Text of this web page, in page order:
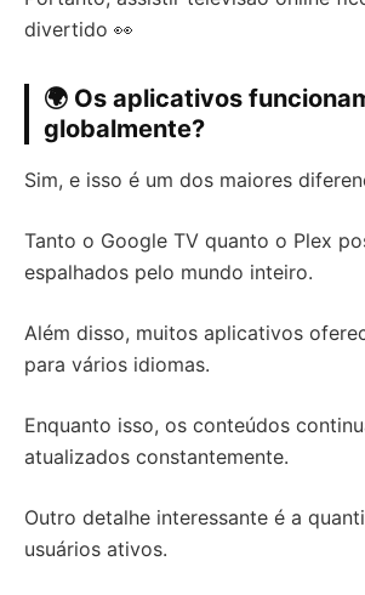
divertido 👀
🌍 Os aplicativos
globalmente?
Sim, e isso é um dos maiores
Tanto o Google TV quanto o Plex
espalhados pelo mundo inteiro.
Além disso, muitos aplicativos
para vários idiomas.
Enquanto isso, os conteúdos
atualizados constantemente.
Outro detalhe interessante é a
usuários ativos.